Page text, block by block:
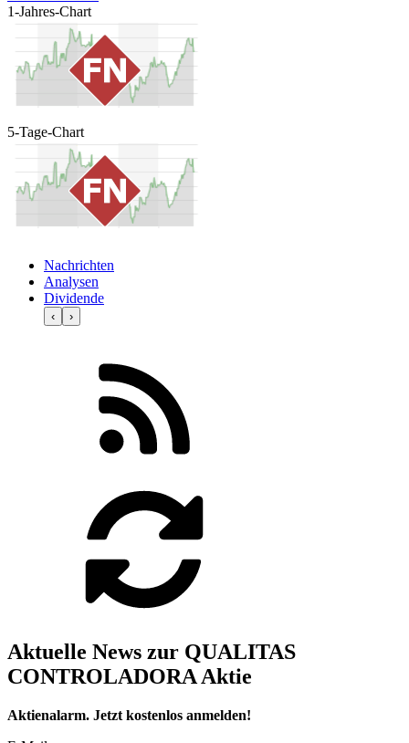
1-Jahres-Chart
5-Tage-Chart
Nachrichten
Analysen
Dividende
‹ ›
Aktuelle News zur QUALITAS
CONTROLADORA Aktie
Aktienalarm. Jetzt kostenlos anmelden!